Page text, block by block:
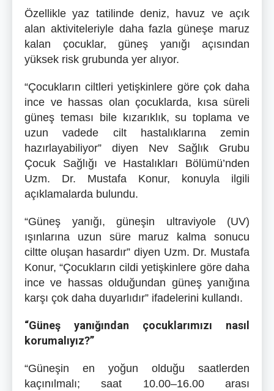
Özellikle yaz tatilinde deniz, havuz ve açık
alan aktiviteleriyle daha fazla güneşe maruz
kalan çocuklar, güneş yanığı açısından
yüksek risk grubunda yer alıyor.
“Çocukların ciltleri yetişkinlere göre çok daha
ince ve hassas olan çocuklarda, kısa süreli
güneş teması bile kızarıklık, su toplama ve
uzun vadede cilt hastalıklarına zemin
hazırlayabiliyor” diyen Nev Sağlık Grubu
Çocuk Sağlığı ve Hastalıkları Bölümü’nden
Uzm. Dr. Mustafa Konur, konuyla ilgili
açıklamalarda bulundu.
“Güneş yanığı, güneşin ultraviyole (UV)
ışınlarına uzun süre maruz kalma sonucu
ciltte oluşan hasardır” diyen Uzm. Dr. Mustafa
Konur, “Çocukların cildi yetişkinlere göre daha
ince ve hassas olduğundan güneş yanığına
karşı çok daha duyarlıdır” ifadelerini kullandı.
“Güneş yanığından çocuklarımızı nasıl
korumalıyız?”
“Güneşin en yoğun olduğu saatlerden
kaçınılmalı; saat 10.00–16.00 arası